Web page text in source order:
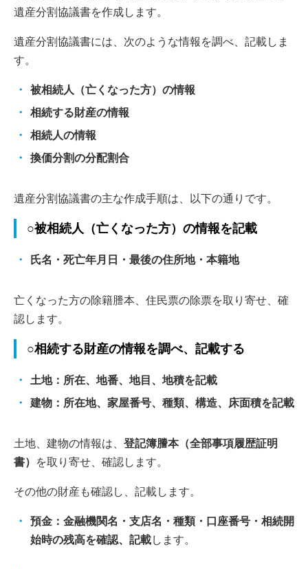
遺産分割協議書を作成します。
遺産分割協議書には、次のような情報を調べ、記載しま
す。
被相続人（亡くなった方）の情報
相続する財産の情報
相続人の情報
換価分割の分配割合
遺産分割協議書の主な作成手順は、以下の通りです。
○被相続人（亡くなった方）の情報を記載
氏名・死亡年月日・最後の住所地・本籍地
亡くなった方の除籍謄本、住民票の除票を取り寄せ、確
認します。
○相続する財産の情報を調べ、記載する
土地：所在、地番、地目、地積を記載
建物：所在地、家屋番号、種類、構造、床面積を記載
土地、建物の情報は、 登記簿謄本（全部事項履歴証明
書）
を取り寄せ、確認します。
その他の財産も確認し、記載します。
預金：金融機関名・支店名・種類・口座番号・相続開
始時の残高を確認、記載します。